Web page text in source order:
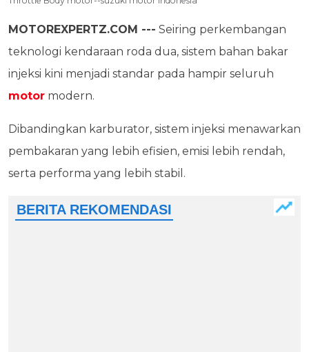
MOTOREXPERTZ.COM --- Seiring perkembangan
teknologi kendaraan roda dua, sistem bahan bakar
injeksi kini menjadi standar pada hampir seluruh
motor modern.
Dibandingkan karburator, sistem injeksi menawarkan
pembakaran yang lebih efisien, emisi lebih rendah,
serta performa yang lebih stabil.